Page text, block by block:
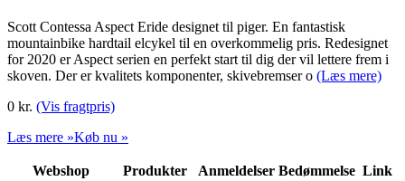
Scott Contessa Aspect Eride designet til piger. En fantastisk
mountainbike hardtail elcykel til en overkommelig pris. Redesignet
for 2020 er Aspect serien en perfekt start til dig der vil lettere frem i
skoven. Der er kvalitets komponenter, skivebremser o (Læs mere)
0 kr. (Vis fragtpris)
Læs mere »Køb nu »
Webshop Produkter Anmeldelser Bedømmelse Link